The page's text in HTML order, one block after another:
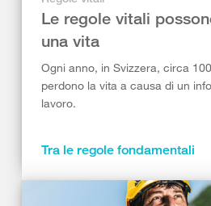
Le regole vitali
una vita
Ogni anno, in Svizzera, circa
perdono la vita a causa di un
lavoro.
Tra le regole fondamentali